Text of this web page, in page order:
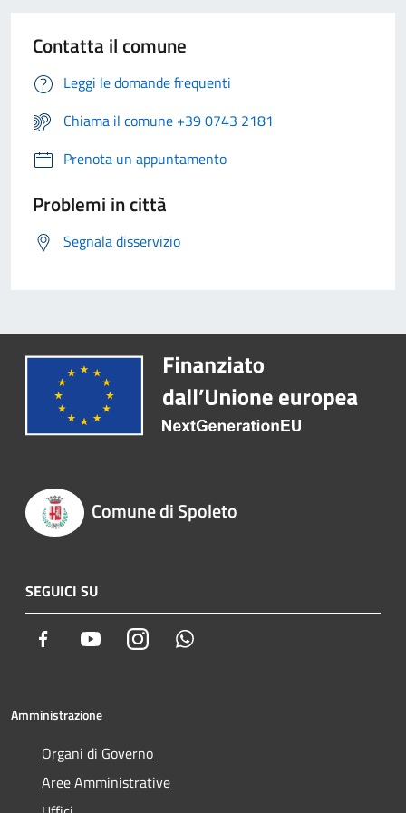
Contatta il comune
Leggi le domande frequenti
Chiama il comune +39 0743 2181
Prenota un appuntamento
Problemi in città
Segnala disservizio
Comune di Spoleto
SEGUICI SU
Facebook YoutubeInstagram
Amministrazione
Organi di Governo
Aree Amministrative